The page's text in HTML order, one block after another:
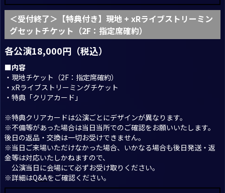
＜受付終了＞【特典付き】現地 + xRライブストリーミン
グセットチケット（2F：指定席確約）
各公演18,000円（税込）
■内容
・現地チケット（2F：指定席確約）
・xRライブストリーミングチケット
・特典「クリアカード」
※特典クリアカードは公演ごとにデザインが異なります。
※不備等があった場合は当日当所でのご確認をお願いいたします。
後日の返品・交換は一切お受けできません。
※当日ご来場いただけなかった場合、いかなる場合も後日発送・返
金等は対応いたしかねますので、
公演当日に会場にて必ずお受け取りください。
※詳細はQ&Aをご確認ください。